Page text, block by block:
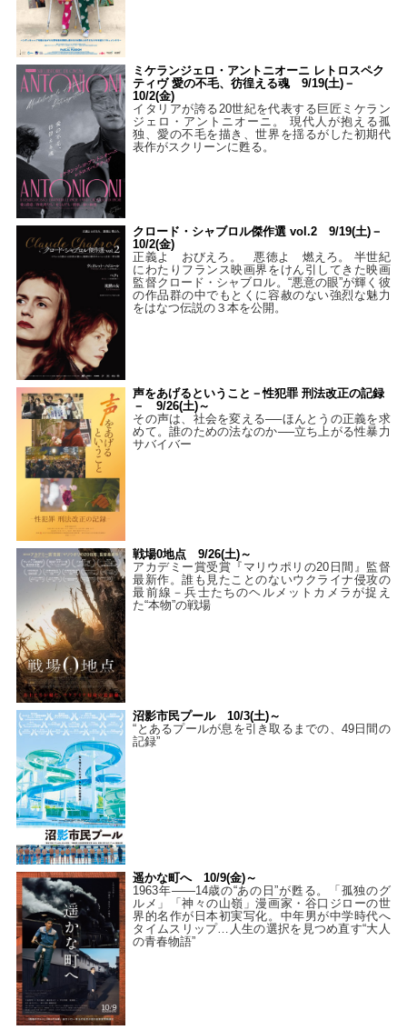
ミケランジェロ・アントニオーニ レトロスペク
ティヴ 愛の不毛、彷徨える魂 9/19(土)－
10/2(金)
イタリアが誇る20世紀を代表する巨匠ミケラン
ジェロ・アントニオーニ。 現代人が抱える孤
独、愛の不毛を描き、世界を揺るがした初期代
表作がスクリーンに甦る。
クロード・シャブロル傑作選 vol.2 9/19(土)－
10/2(金)
正義よ おびえろ。 悪徳よ 燃えろ。 半世紀
にわたりフランス映画界をけん引してきた映画
監督クロード・シャブロル。“悪意の眼”が輝く彼
の作品群の中でもとくに容赦のない強烈な魅力
をはなつ伝説の３本を公開。
声をあげるということ－性犯罪 刑法改正の記録
－ 9/26(土)～
その声は、社会を変える──ほんとうの正義を求
めて。誰のための法なのか──立ち上がる性暴力
サバイバー
戦場0地点 9/26(土)～
アカデミー賞受賞『マリウポリの20日間』監督
最新作。誰も見たことのないウクライナ侵攻の
最前線－兵士たちのヘルメットカメラが捉え
た“本物”の戦場
沼影市民プール 10/3(土)～
“とあるプールが息を引き取るまでの、49日間の
記録”
遥かな町へ 10/9(金)～
1963年――14歳の“あの日”が甦る。「孤独のグ
ルメ」「神々の山嶺」漫画家・谷口ジローの世
界的名作が日本初実写化。中年男が中学時代へ
タイムスリップ…人生の選択を見つめ直す“大人
の青春物語”